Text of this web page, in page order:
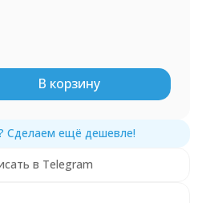
В корзину
в Telegram